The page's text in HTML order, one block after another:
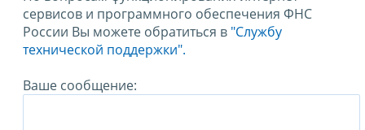
сервисов и программного обеспечения ФНС
России Вы можете обратиться в "Службу
технической поддержки".
Ваше сообщение: